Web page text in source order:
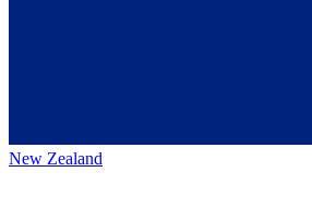
New Zealand